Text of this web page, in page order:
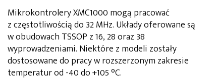
Mikrokontrolery XMC1000 mogą pracować
z częstotliwością do 32 MHz. Układy oferowane są
w obudowach TSSOP z 16, 28 oraz 38
wyprowadzeniami. Niektóre z modeli zostały
dostosowane do pracy w rozszerzonym zakresie
temperatur od -40 do +105 °C.